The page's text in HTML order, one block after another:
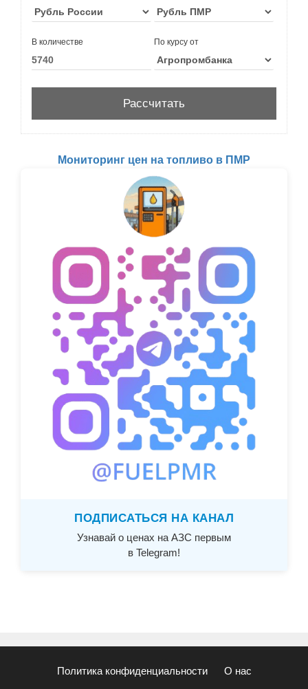
В количестве По курсу от
Мониторинг цен на топливо в ПМР
ПОДПИСАТЬСЯ НА КАНАЛ
Узнавай о ценах на АЗС первым
в Telegram!
Политика конфиденциальности О нас